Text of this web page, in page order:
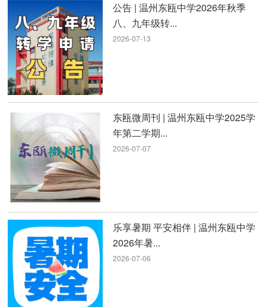
公告 | 温州东瓯中学2026年秋季
八、九年级转...
2026-07-13
东瓯微周刊 | 温州东瓯中学2025学
年第二学期...
2026-07-07
乐享暑期 平安相伴 | 温州东瓯中学
2026年暑...
2026-07-06